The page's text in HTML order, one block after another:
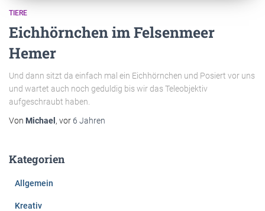
TIERE
Eichhörnchen im Felsenmeer
Hemer
Und dann sitzt da einfach mal ein Eichhörnchen und Posiert vor uns
und wartet auch noch geduldig bis wir das Teleobjektiv
aufgeschraubt haben.
Von Michael , vor 6 Jahren
Kategorien
Allgemein
Kreativ